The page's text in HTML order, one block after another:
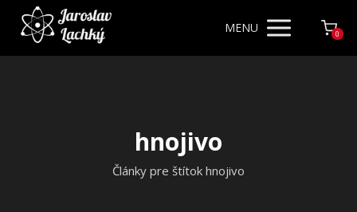
MENU 0
hnojivo
Články pre štítok hnojivo